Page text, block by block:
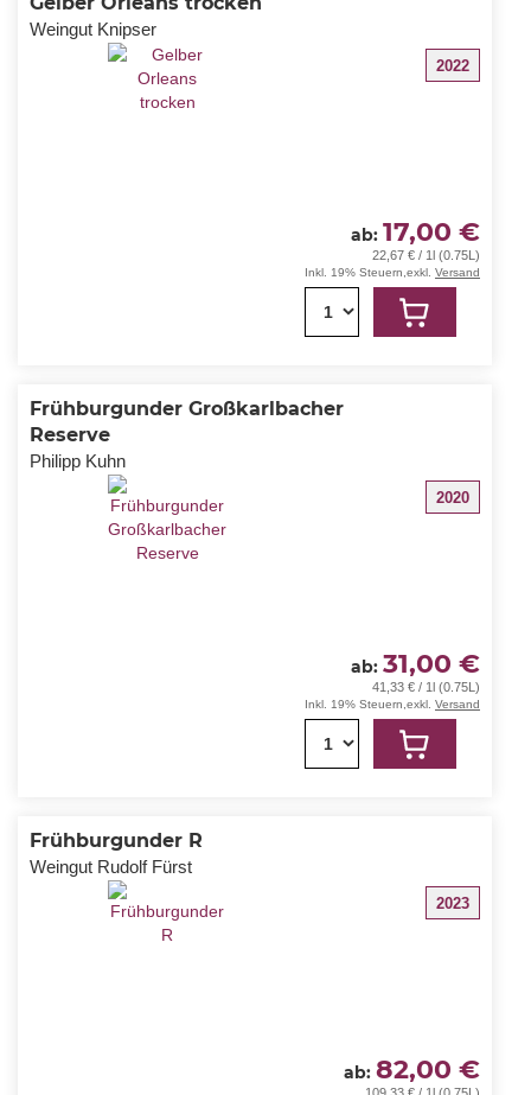
Weingut Knipser
2022
ab 17,00 €
22,67 € / 1l (0.75L)
Inkl. 19% Steuern exkl. Versand
1
Frühburgunder Großkarlbacher
Reserve
Philipp Kuhn
2020
ab 31,00 €
41,33 € / 1l (0.75L)
Inkl. 19% Steuern exkl. Versand
1
Frühburgunder R
Weingut Rudolf Fürst
2023
ab 82,00 €